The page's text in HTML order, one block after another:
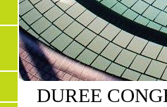
DUREE